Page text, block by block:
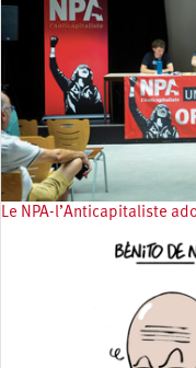
Le NPA-l’Anticapitaliste